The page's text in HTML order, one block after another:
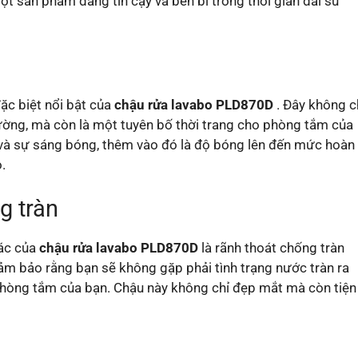
biệt nổi bật củachậu rửa lavabo PLD870D . Đây không
mà còn là một tuyên bố thời trang cho phòng tắm của
sự sáng bóng, thêm vào đó là độ bóng lên đến mức hoàn
tràn
củachậu rửa lavabo PLD870D là rãnh thoát chống tràn
bảo rằng bạn sẽ không gặp phải tình trạng nước tràn ra
tắm của bạn. Chậu này không chỉ đẹp mắt mà còn tiện